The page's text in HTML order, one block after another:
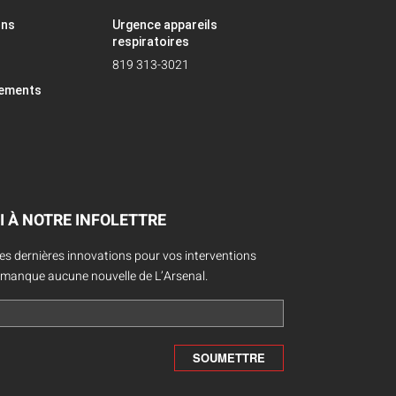
Urgence appareils
respiratoires
819 313-3021
À NOTRE INFOLETTRE
dernières innovations pour vos interventions
aucune nouvelle de L’Arsenal.